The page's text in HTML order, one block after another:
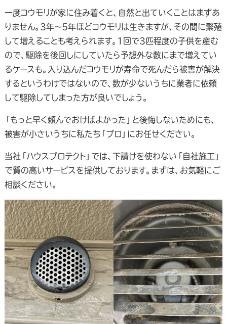
一度コウモリが家に住み着くと、自然と出ていくことはまずあ
りません。3年〜5年ほどコウモリは生きますが、その間に繁殖
して増えることも考えられます。1回で3匹程度の子供を産む
ので、駆除を後回しにしていたら予想外な数にまで増えてい
るケースも。入り込んだコウモリが寿命で死んだら被害が解決
するというわけではないので、数が少ないうちに業者に依頼
して駆除してしまった方が良いでしょう。
「もっと早く頼んでおけばよかった」と後悔しないためにも、
被害が小さいうちに私たち「プロ」にお任せください。
当社「ハウスプロテクト」では、下請けを使わない「自社施工」
で質の高いサービスを提供しております。まずは、お気軽にご
相談ください。